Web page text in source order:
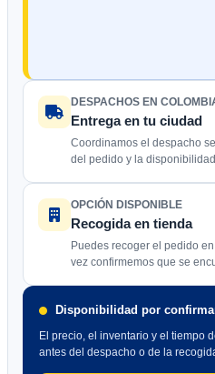
DESPACHOS EN
Entrega en tu ciudad
Coordinamos el despacho
del pedido y la
OPCIÓN DISPONIBLE
Recogida en tienda
Puedes recoger el pedido
vez confirmemos que se
Disponibilidad por
El precio, el inventario y el tiempo
antes del despacho o de la